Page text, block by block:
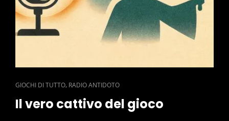
CAT
LINKS
GIOCHI DI TUTTO, RADIO ANTIDOTO
Il vero cattivo del gioco